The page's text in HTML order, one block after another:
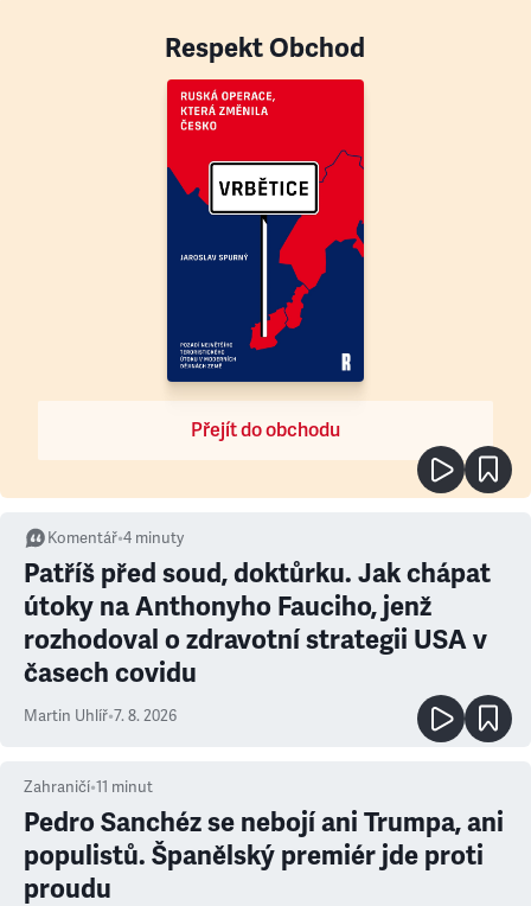
Respekt Obchod
Přejít do obchodu
Komentář•4 minuty
Patříš před soud, doktůrku. Jak chápat
útoky na Anthonyho Fauciho, jenž
rozhodoval o zdravotní strategii USA v
časech covidu
Martin Uhlíř•7. 8. 2026
Zahraničí•11 minut
Pedro Sanchéz se nebojí ani Trumpa, ani
populistů. Španělský premiér jde proti
proudu